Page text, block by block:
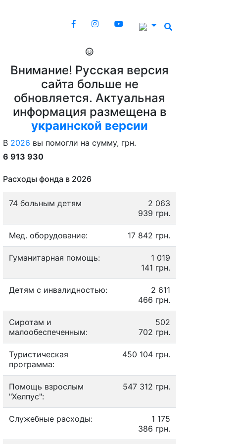
Внимание! Русская версия
сайта больше не
обновляется. Актуальная
информация размещена в
украинской версии
В 2026 вы помогли на сумму, грн.
6 913 930
Расходы фонда в 2026
74 больным детям
2 063
939 грн.
Мед. оборудование: 17 842 грн.
Гуманитарная помощь:
1 019
141 грн.
Детям с инвалидностью:
2 611
466 грн.
Сиротам и
малообеспеченным:
502
702 грн.
Туристическая
программа:
450 104 грн.
Помощь взрослым
"Хелпус":
547 312 грн.
Служебные расходы:
1 175
386 грн.